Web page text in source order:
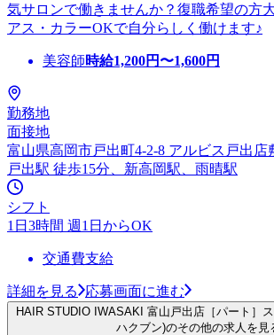
気サロンで働きませんか？復職希望の方
アス・カラーOKで自分らしく働けます♪
美容師時給1,200円〜1,600円
勤務地
面接地
富山県高岡市戸出町4-2-8 アルビス戸出店
戸出駅 徒歩15分、新高岡駅、雨晴駅
シフト
1日3時間 週1日からOK
交通費支給
詳細を見る 応募画面に進む
HAIR STUDIO IWASAKI 富山戸出店［パート］
ハクブン)のその他の求人を見